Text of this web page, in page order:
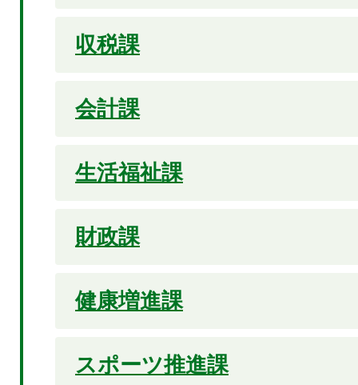
収税課
会計課
生活福祉課
財政課
健康増進課
スポーツ推進課